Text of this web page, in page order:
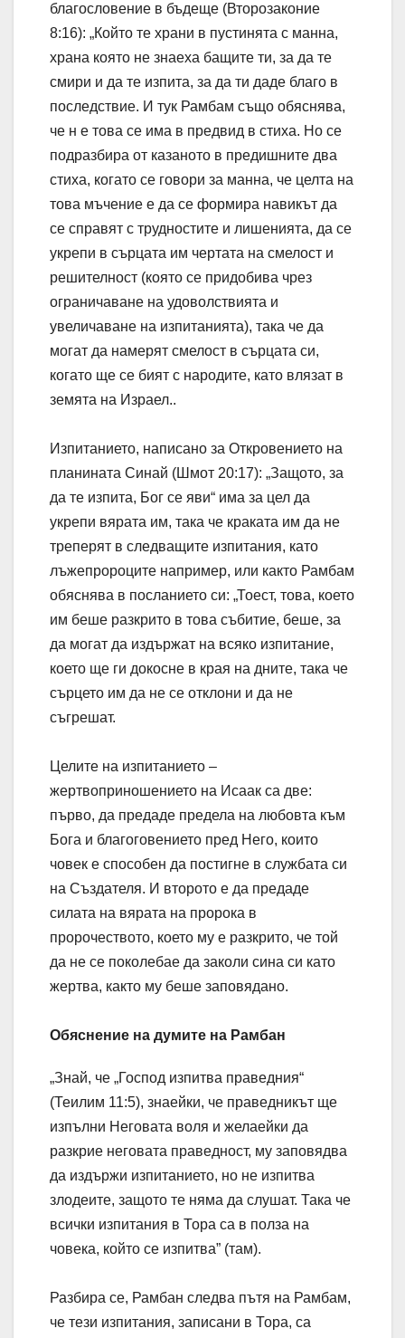
благословение в бъдеще (Второзаконие
8:16): „Който те храни в пустинята с манна,
храна която не знаеха бащите ти, за да те
смири и да те изпита, за да ти даде благо в
последствие. И тук Рамбам също обяснява,
че н е това се има в предвид в стиха. Но се
подразбира от казаното в предишните два
стиха, когато се говори за манна, че целта на
това мъчение е да се формира навикът да
се справят с трудностите и лишенията, да се
укрепи в сърцата им чертата на смелост и
решителност (която се придобива чрез
ограничаване на удоволствията и
увеличаване на изпитанията), така че да
могат да намерят смелост в сърцата си,
когато ще се бият с народите, като влязат в
земята на Израел..
Изпитанието, написано за Откровението на
планината Синай (Шмот 20:17): „Защото, за
да те изпита, Бог се яви“ има за цел да
укрепи вярата им, така че краката им да не
треперят в следващите изпитания, като
лъжепророците например, или както Рамбам
обяснява в посланието си: „Тоест, това, което
им беше разкрито в това събитие, беше, за
да могат да издържат на всяко изпитание,
което ще ги докосне в края на дните, така че
сърцето им да не се отклони и да не
съгрешат.
Целите на изпитанието –
жертвоприношението на Исаак са две:
първо, да предаде предела на любовта към
Бога и благоговението пред Него, които
човек е способен да постигне в службата си
на Създателя. И второто е да предаде
силата на вярата на пророка в
пророчеството, което му е разкрито, че той
да не се поколебае да заколи сина си като
жертва, както му беше заповядано.
Обяснение на думите на Рамбан
„Знай, че „Господ изпитва праведния“
(Теилим 11:5), знаейки, че праведникът ще
изпълни Неговата воля и желаейки да
разкрие неговата праведност, му заповядва
да издържи изпитанието, но не изпитва
злодеите, защото те няма да слушат. Така че
всички изпитания в Тора са в полза на
човека, който се изпитва” (там).
Разбира се, Рамбан следва пътя на Рамбам,
че тези изпитания, записани в Тора, са